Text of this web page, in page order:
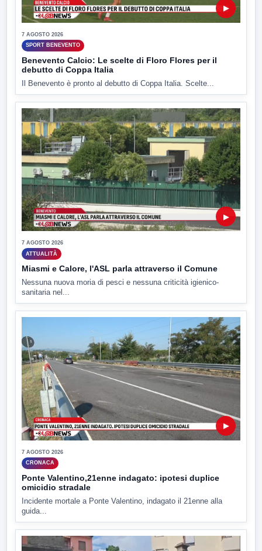
▶
7 AGOSTO 2026
SPORT BENEVENTO
Benevento Calcio: Le scelte di Floro Flores per il
debutto di Coppa Italia
Il Benevento è pronto al debutto di Coppa Italia. Scelte...
▶
7 AGOSTO 2026
ATTUALITÀ
Miasmi e Calore, l'ASL parla attraverso il Comune
Nessuna nuova moria di pesci e nessuna criticità igienico-
sanitaria nel...
▶
7 AGOSTO 2026
CRONACA
Ponte Valentino,21enne indagato: ipotesi duplice
omicidio stradale
Incidente mortale a Ponte Valentino, indagato il 21enne alla
guida...